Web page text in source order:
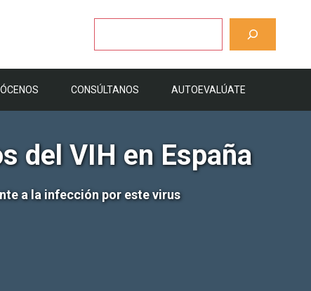
CONSÚLTANOS AUTOEVALÚATE
del VIH en España
a la infección por este virus